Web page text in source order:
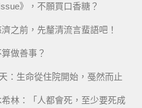
》，不願買口香糖？
之前，先釐清流言蜚語吧！
做善事？
：生命從住院開始，戞然而止
林：「人都會死，至少要死成